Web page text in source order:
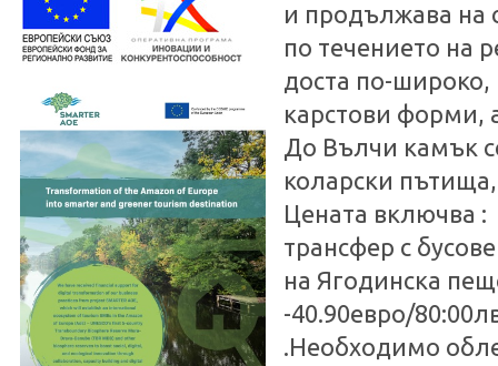
и продължава на
по течението на
доста по-широко,
карстови форми,
До Вълчи камък
коларски
Цената включва :
трансфер с
на Ягодинска
-40.90евро/
.Необходимо